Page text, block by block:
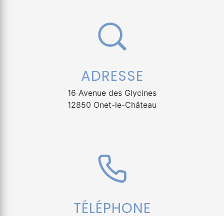
ADRESSE
16 Avenue des Glycines
12850 Onet-le-Château
TÉLÉPHONE